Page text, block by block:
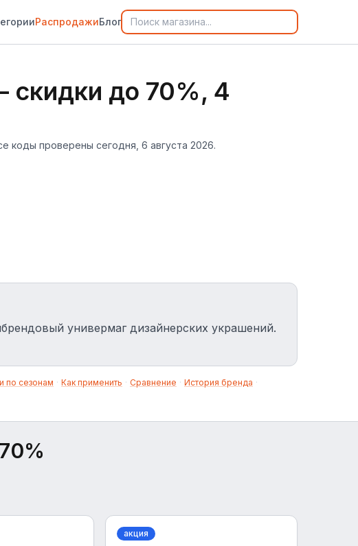
РаспродажиБлог
до 70%, 4
коды проверены сегодня, 6 августа 2026.
универмаг дизайнерских украшений.
по сезонам · Как применить · Сравнение · История бренда ·
акция